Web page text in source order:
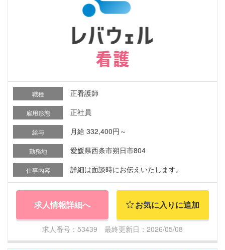
職種 正看護師
雇用形態 正社員
給与 月給 332,400円～
勤務地 愛媛県西条市朔日市804
仕事内容 詳細は面談時にお伝えいたします。
求人情報詳細へ お気に入りに追加
求人番号：53439 最終更新日：2026/05/08